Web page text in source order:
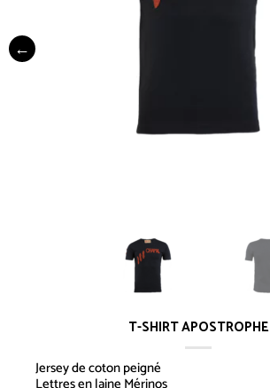
T-SHIRT APOSTROPHE
Jersey de coton peigné